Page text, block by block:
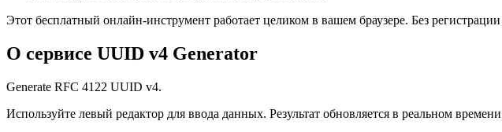
Этот бесплатный онлайн‑инструмент работает целиком в вашем браузере. Без регистрации
О сервисе UUID v4 Generator
Generate RFC 4122 UUID v4.
Используйте левый редактор для ввода данных. Результат обновляется в реальном